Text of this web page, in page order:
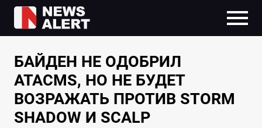
БАЙДЕН НЕ ОДОБРИЛ
ATACMS, НО НЕ БУДЕТ
ВОЗРАЖАТЬ ПРОТИВ STORM
SHADOW И SCALP